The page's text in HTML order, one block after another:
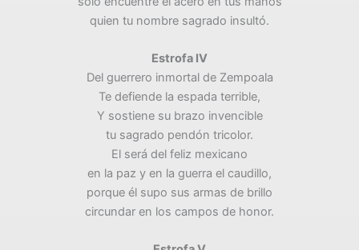
quien tu nombre sagrado insultó.
Estrofa IV
Del guerrero inmortal de Zempoala
Te defiende la espada terrible,
Y sostiene su brazo invencible
tu sagrado pendón tricolor.
El será del feliz mexicano
en la paz y en la guerra el caudillo,
porque él supo sus armas de brillo
circundar en los campos de honor.